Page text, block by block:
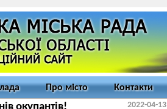
Про місто Контакти
2022-04-13